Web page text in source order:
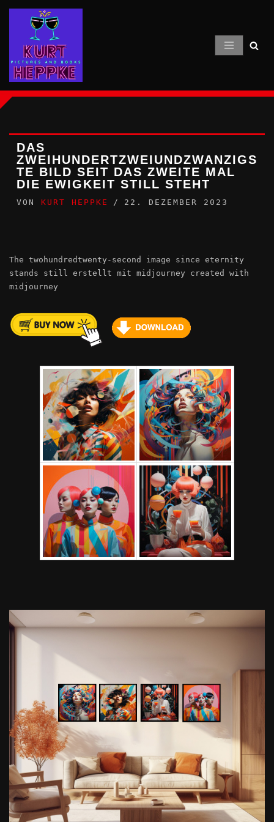
Inhalt
springen
DAS
ZWEIHUNDERTZWEIUNDZWANZIGS
TE BILD SEIT DAS ZWEITE MAL
DIE EWIGKEIT STILL STEHT
VON KURT HEPPKE 22. DEZEMBER 2023
The twohundredtwenty-second image since eternity
stands still erstellt mit midjourney created with
midjourney